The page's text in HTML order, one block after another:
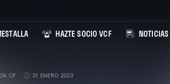
HAZTE SOCIO VCF NOTICIAS
CF 31 ENERO 2023